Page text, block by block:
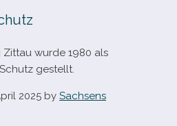
wurde 1980 als
gestellt.
2025 by Sachsens